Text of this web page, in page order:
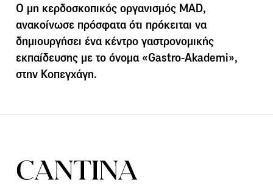
Ο μη κερδοσκοπικός οργανισμός MAD,
ανακοίνωσε πρόσφατα ότι πρόκειται να
δημιουργήσει ένα κέντρο γαστρονομικής
εκπαίδευσης με το όνομα «Gastro-Akademi»,
στην Κοπεγχάγη.